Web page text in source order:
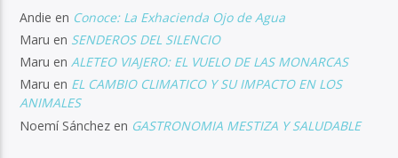
Andie en Conoce: La Exhacienda Ojo de Agua
Maru en SENDEROS DEL SILENCIO
Maru enALETEO VIAJERO: EL VUELO DE LAS MONARCAS
Maru en EL CAMBIO CLIMATICO Y SU IMPACTO EN LOS
ANIMALES
Noemí Sánchez en GASTRONOMIA MESTIZA Y SALUDABLE